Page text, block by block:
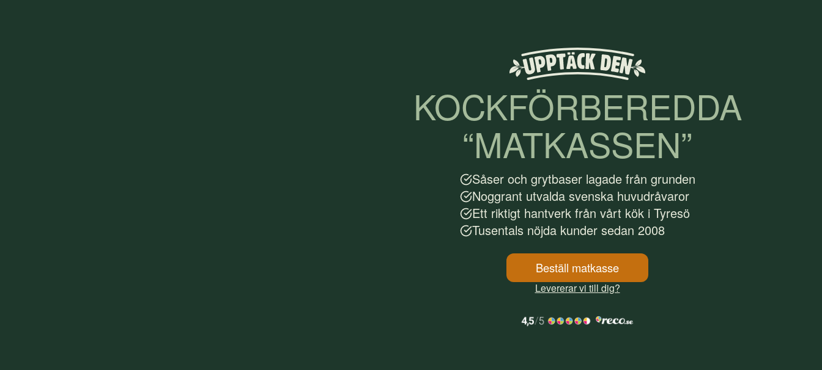
KOCKFÖRBEREDDA
“MATKASSEN”
Såser och grytbaser lagade från grunden
Noggrant utvalda svenska huvudråvaror
Ett riktigt hantverk från vårt kök i Tyresö
Tusentals nöjda kunder sedan 2008
Beställ matkasse
Levererar vi till dig?